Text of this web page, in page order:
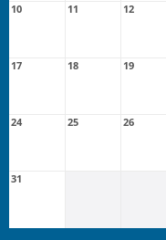
10 11 12
17 18 19
24 25 26
31